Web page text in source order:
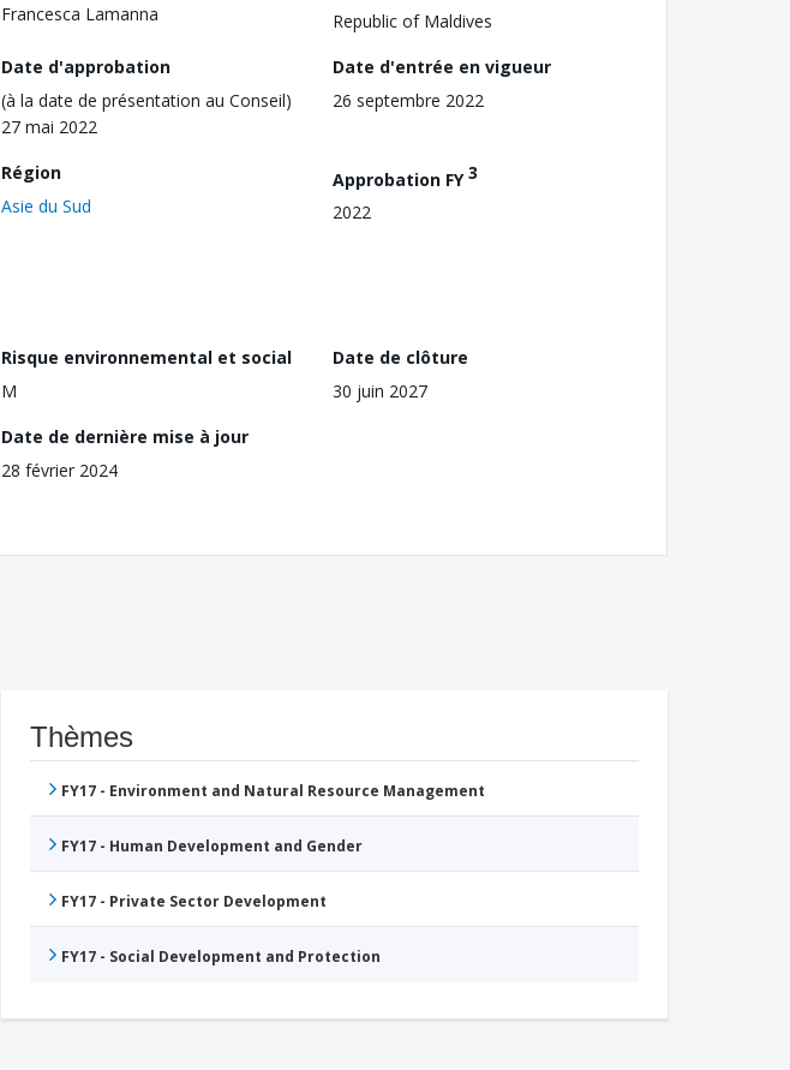
Francesca Lamanna
Republic of Maldives
Date d'approbation
(à la date de présentation au Conseil)
27 mai 2022
Date d'entrée en vigueur
26 septembre 2022
Région
Asie du Sud
Approbation FY3
2022
Risque environnemental et social
M
Date de clôture
30 juin 2027
Date de dernière mise à jour
28 février 2024
Thèmes
FY17 - Environment and Natural Resource Management
FY17 - Human Development and Gender
FY17 - Private Sector Development
FY17 - Social Development and Protection